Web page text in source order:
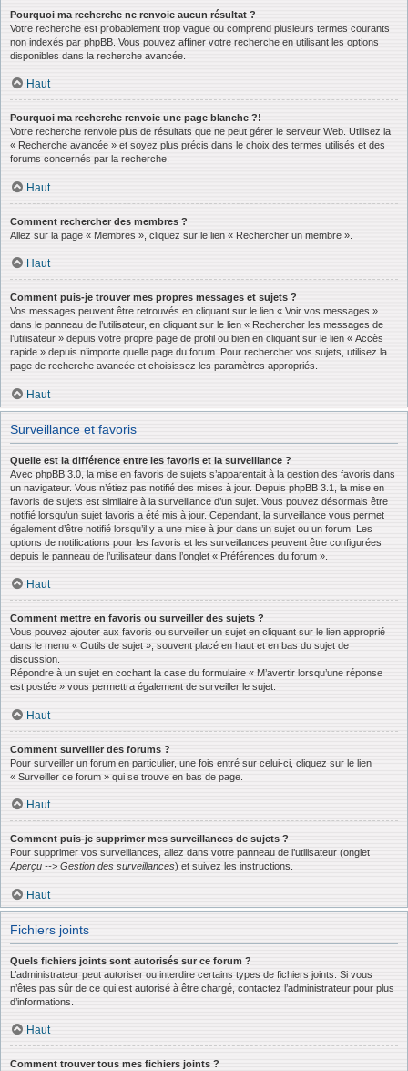
Pourquoi ma recherche ne renvoie aucun résultat ?
Votre recherche est probablement trop vague ou comprend plusieurs termes courants
non indexés par phpBB. Vous pouvez affiner votre recherche en utilisant les options
disponibles dans la recherche avancée.
Haut
Pourquoi ma recherche renvoie une page blanche ?!
Votre recherche renvoie plus de résultats que ne peut gérer le serveur Web. Utilisez la
« Recherche avancée » et soyez plus précis dans le choix des termes utilisés et des
forums concernés par la recherche.
Haut
Comment rechercher des membres ?
Allez sur la page « Membres », cliquez sur le lien « Rechercher un membre ».
Haut
Comment puis-je trouver mes propres messages et sujets ?
Vos messages peuvent être retrouvés en cliquant sur le lien « Voir vos messages »
dans le panneau de l’utilisateur, en cliquant sur le lien « Rechercher les messages de
l’utilisateur » depuis votre propre page de profil ou bien en cliquant sur le lien « Accès
rapide » depuis n’importe quelle page du forum. Pour rechercher vos sujets, utilisez la
page de recherche avancée et choisissez les paramètres appropriés.
Haut
Surveillance et favoris
Quelle est la différence entre les favoris et la surveillance ?
Avec phpBB 3.0, la mise en favoris de sujets s’apparentait à la gestion des favoris dans
un navigateur. Vous n’étiez pas notifié des mises à jour. Depuis phpBB 3.1, la mise en
favoris de sujets est similaire à la surveillance d’un sujet. Vous pouvez désormais être
notifié lorsqu’un sujet favoris a été mis à jour. Cependant, la surveillance vous permet
également d’être notifié lorsqu’il y a une mise à jour dans un sujet ou un forum. Les
options de notifications pour les favoris et les surveillances peuvent être configurées
depuis le panneau de l’utilisateur dans l’onglet « Préférences du forum ».
Haut
Comment mettre en favoris ou surveiller des sujets ?
Vous pouvez ajouter aux favoris ou surveiller un sujet en cliquant sur le lien approprié
dans le menu « Outils de sujet », souvent placé en haut et en bas du sujet de
discussion.
Répondre à un sujet en cochant la case du formulaire « M’avertir lorsqu’une réponse
est postée » vous permettra également de surveiller le sujet.
Haut
Comment surveiller des forums ?
Pour surveiller un forum en particulier, une fois entré sur celui-ci, cliquez sur le lien
« Surveiller ce forum » qui se trouve en bas de page.
Haut
Comment puis-je supprimer mes surveillances de sujets ?
Pour supprimer vos surveillances, allez dans votre panneau de l’utilisateur (onglet
Aperçu --> Gestion des surveillances) et suivez les instructions.
Haut
Fichiers joints
Quels fichiers joints sont autorisés sur ce forum ?
L’administrateur peut autoriser ou interdire certains types de fichiers joints. Si vous
n’êtes pas sûr de ce qui est autorisé à être chargé, contactez l’administrateur pour plus
d’informations.
Haut
Comment trouver tous mes fichiers joints ?